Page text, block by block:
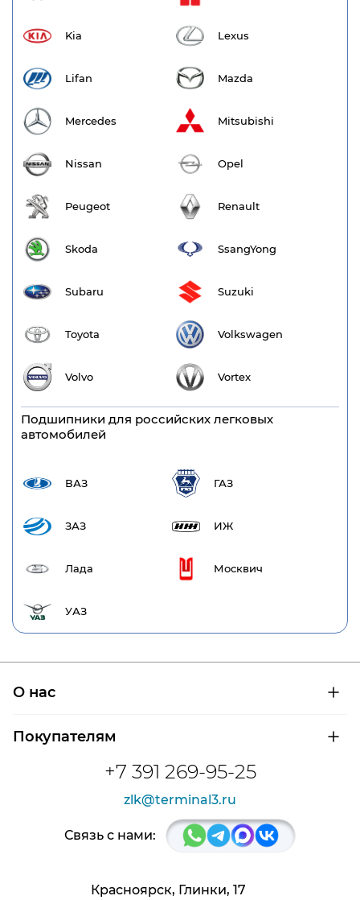
Kia Lexus
Lifan Mazda
Mercedes Mitsubishi
Nissan Opel
Peugeot Renault
Skoda SsangYong
Subaru Suzuki
Toyota Volkswagen
Volvo Vortex
Подшипники для российских легковых
автомобилей
ВАЗ ГАЗ
ЗАЗ ИЖ
Лада Москвич
УАЗ
+7 391 269-95-25
zlk@terminal3.ru
О нас
Сертификаты на продукцию
Покупателям
Доставка и оплата
Расшифровка маркировки подшипников
Связь с нами:
Красноярск, Глинки, 17